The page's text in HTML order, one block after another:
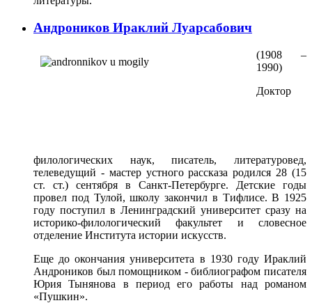
Андроников Ираклий Луарсабович
(1908 –
1990)
Доктор
филологических наук, писатель, литературовед,
телеведущий - мастер устного рассказа родился 28 (15
ст. ст.) сентября в Санкт-Петербурге. Детские годы
провел под Тулой, школу закончил в Тифлисе. В 1925
году поступил в Ленинградский университет сразу на
историко-филологический факультет и словесное
отделение Института истории искусств.
Еще до окончания университета в 1930 году Ираклий
Андроников был помощником - библиографом писателя
Юрия Тынянова в период его работы над романом
«Пушкин».